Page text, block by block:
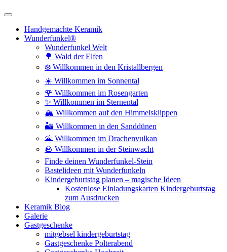
Handgemachte Keramik
Wunderfunkel®
Wunderfunkel Welt
🌳 Wald der Elfen
❄️ Willkommen in den Kristallbergen
☀️ Willkommen im Sonnental
🌹 Willkommen im Rosengarten
✨ Willkommen im Sternental
🏔️ Willkommen auf den Himmelsklippen
🏜️ Willkommen in den Sanddünen
🌋 Willkommen im Drachenvulkan
🪨 Willkommen in der Steinwacht
Finde deinen Wunderfunkel-Stein
Bastelideen mit Wunderfunkeln
Kindergeburtstag planen – magische Ideen
Kostenlose Einladungskarten Kindergeburtstag
zum Ausdrucken
Keramik Blog
Galerie
Gastgeschenke
mitgebsel kindergeburtstag
Gastgeschenke Polterabend